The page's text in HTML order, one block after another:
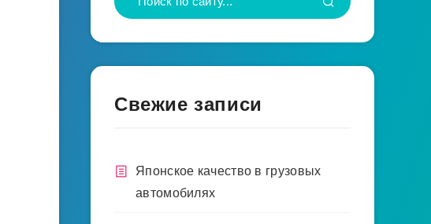
Свежие записи
Японское качество в грузовых
автомобилях